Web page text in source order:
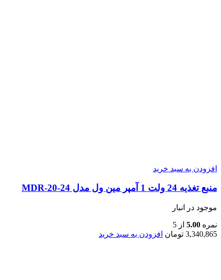
افزودن به سبد خرید
منبع تغذیه 24 ولت 1 آمپر مین ول مدل MDR-20-24
موجود در انبار
نمره 5.00 از 5
3,340,865 تومان افزودن به سبد خرید